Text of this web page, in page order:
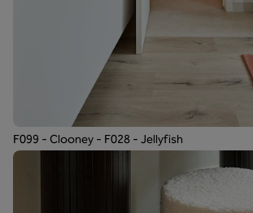
F099 - Clooney - F028 - Jellyfish